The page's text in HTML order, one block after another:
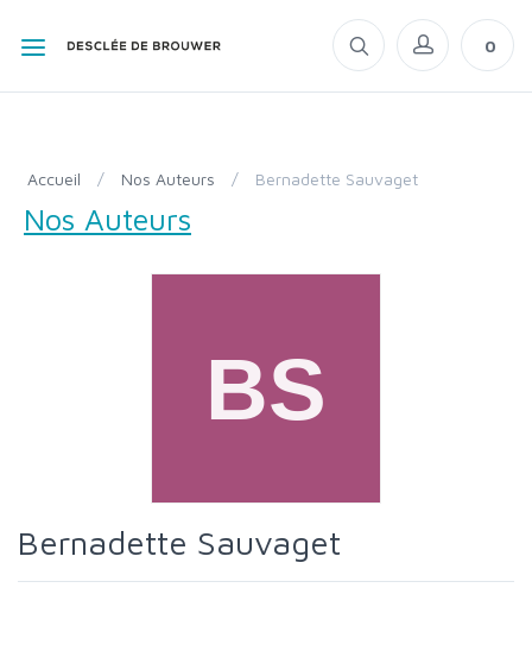
0
Accueil / Nos Auteurs / Bernadette Sauvaget
Nos Auteurs
Bernadette Sauvaget